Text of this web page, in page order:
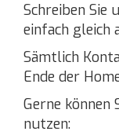
Schreiben Sie
einfach gleich
Sämtlich
Ende der
Gerne
nutzen: